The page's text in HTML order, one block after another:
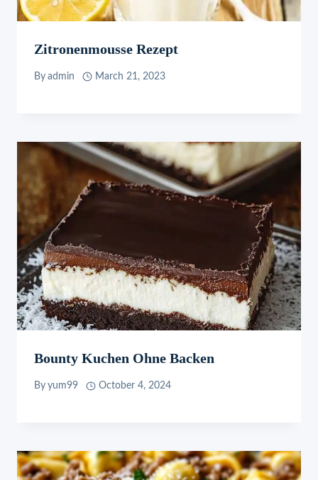
Zitronenmousse Rezept
By admin March 21, 2023
Bounty Kuchen Ohne Backen
By yum99 October 4, 2024